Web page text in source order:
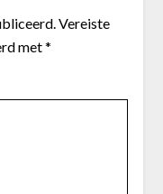
Vereiste
met*